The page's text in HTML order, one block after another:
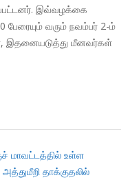
இவ்வழக்கை
பேரையும் வரும் நவம்பர் 2-ம்
இதனையடுத்து மீனவர்கள்
மாவட்டத்தில் உள்ள
தாக்குதலில்